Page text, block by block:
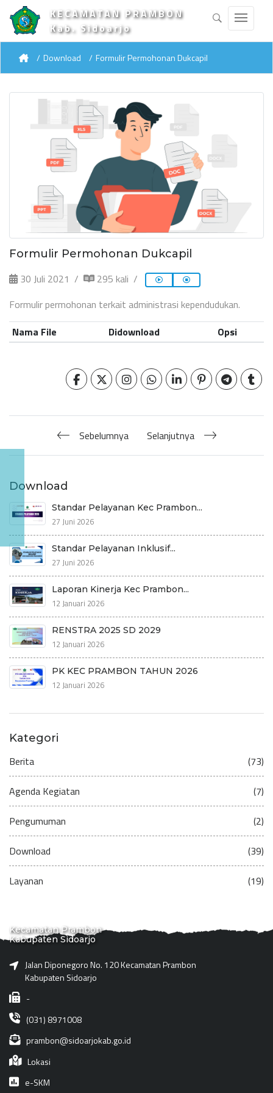
KECAMATAN PRAMBON
Kab. Sidoarjo
Download Formulir Permohonan Dukcapil
Formulir Permohonan Dukcapil
30 Juli 2021
295 kali
Formulir permohonan terkait administrasi kependudukan.
Nama File
Didownload Opsi
Sebelumnya Selanjutnya
Download
Standar Pelayanan Kec Prambon...
27 Juni 2026
Standar Pelayanan Inklusif...
27 Juni 2026
Laporan Kinerja Kec Prambon...
12 Januari 2026
RENSTRA 2025 SD 2029
12 Januari 2026
PK KEC PRAMBON TAHUN 2026
12 Januari 2026
Kategori
Berita (73)
Agenda Kegiatan (7)
Pengumuman (2)
Download (39)
Layanan (19)
Kecamatan Prambon
Kabupaten Sidoarjo
Jalan Diponegoro No. 120 Kecamatan Prambon
Kabupaten Sidoarjo
-
(031) 8971008
prambon@sidoarjokab.go.id
Lokasi
e-SKM